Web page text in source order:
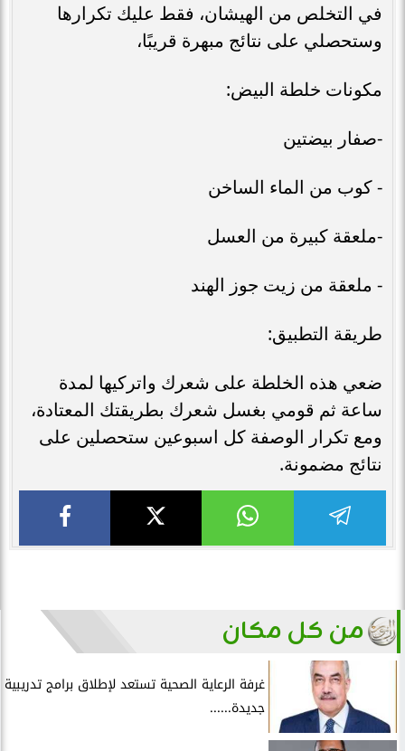
في التخلص من الهيشان، فقط عليك تكرارها
وستحصلي على نتائج مبهرة قريبًا،
مكونات خلطة البيض:
-صفار بيضتين
- كوب من الماء الساخن
-ملعقة كبيرة من العسل
- ملعقة من زيت جوز الهند
طريقة التطبيق:
ضعي هذه الخلطة على شعرك واتركيها لمدة
ساعة ثم قومي بغسل شعرك بطريقتك المعتادة،
ومع تكرار الوصفة كل اسبوعين ستحصلين على
نتائج مضمونة.
من كل مكان
غرفة الرعاية الصحية تستعد لإطلاق برامج تدريبية
جديدة......